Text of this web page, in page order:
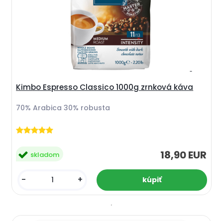
Kimbo Espresso Classico 1000g zrnková káva
70% Arabica 30% robusta
18,90 EUR
skladom
- +